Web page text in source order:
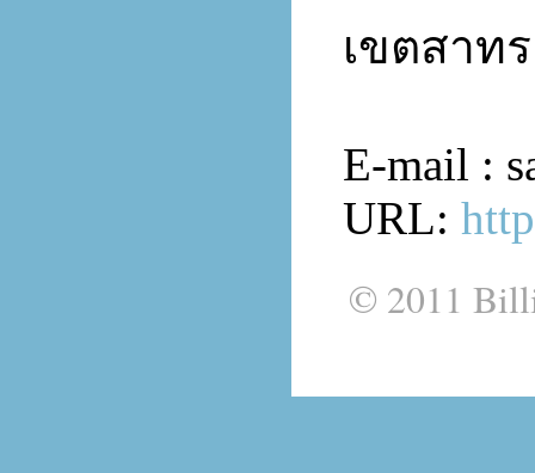
เขตสาท
E-mail :
URL:
© 2011